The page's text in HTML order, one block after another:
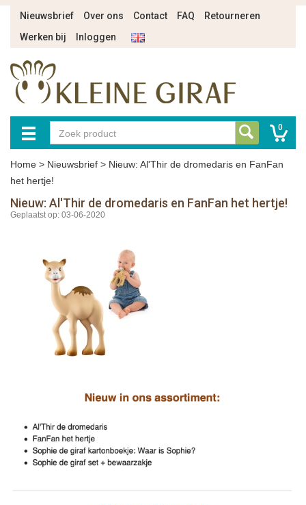
Nieuwsbrief Over ons Contact FAQ
Retourneren
Werken bij
Inloggen
0
Home > Nieuwsbrief > Nieuw: Al'Thir de dromedaris en FanFan
het hertje!
Nieuw: Al'Thir de dromedaris en FanFan het hertje!
Geplaatst op: 03-06-2020